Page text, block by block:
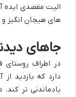
الیت مقصدی ایده
های هیجان انگیز
جاهای
در اطراف روستای
دارد که بازدید
یادماندنی تر